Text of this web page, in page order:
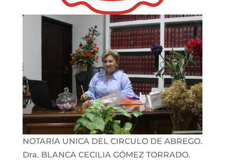
NOTARIA UNICA DEL CIRCULO DE ABREGO.
Dra. BLANCA CECILIA GÓMEZ TORRADO.